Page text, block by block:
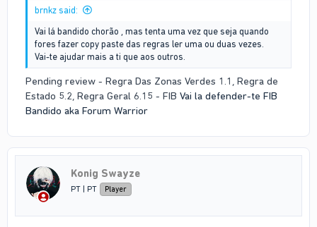
brnkz said:
Vai lá bandido chorão , mas tenta uma vez que seja quando
fores fazer copy paste das regras ler uma ou duas vezes.
Vai-te ajudar mais a ti que aos outros.
Pending review - Regra Das Zonas Verdes 1.1, Regra de
Estado 5.2, Regra Geral 6.15 - FIB Vai la defender-te FIB
Bandido aka Forum Warrior
Konig Swayze
PT | PT Player